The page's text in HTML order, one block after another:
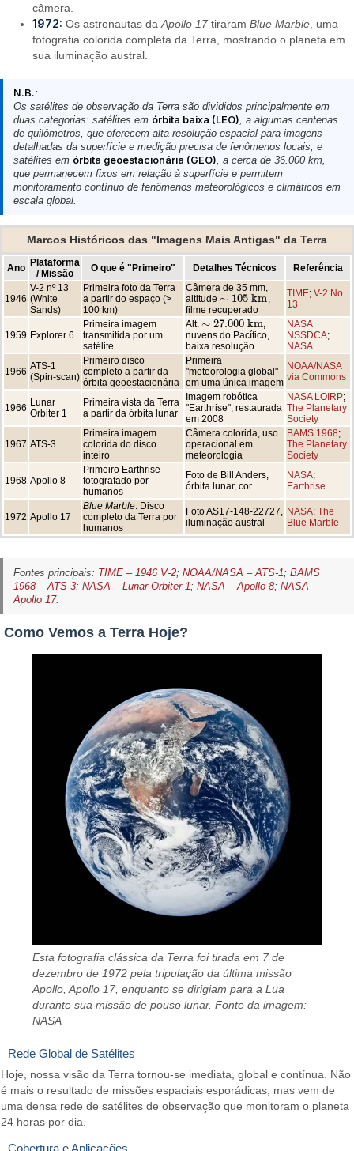
câmera.
1972: Os astronautas daApollo 17 tiraramBlue Marble , uma
fotografia colorida completa da Terra, mostrando o planeta em
sua iluminação austral.
N.B.:
Os satélites de observação da Terra são divididos principalmente em
duas categorias: satélites em órbita baixa (LEO), a algumas centenas
de quilômetros, que oferecem alta resolução espacial para imagens
detalhadas da superfície e medição precisa de fenômenos locais; e
satélites em órbita geoestacionária (GEO), a cerca de 36.000 km,
que permanecem fixos em relação à superfície e permitem
monitoramento contínuo de fenômenos meteorológicos e climáticos em
escala global.
Marcos Históricos das "Imagens Mais Antigas" da Terra
Ano Plataforma
/ Missão
O que é "Primeiro" Detalhes Técnicos Referência
1946
V-2 nº 13
(White
Sands)
Primeira foto da Terra
a partir do espaço (>
100 km)
Câmera de 35 mm,
altitude ∼ 105 km
∼105 k m
,
filme recuperado
TIME; V-2 No.
13
1959 Explorer 6
Primeira imagem
transmitida por um
satélite
Alt. ∼ 27.000 km
∼27.000 k m
,
nuvens do Pacífico,
baixa resolução
NASA
NSSDCA;
NASA
1966 ATS-1
(Spin-scan)
Primeiro disco
completo a partir da
órbita geoestacionária
Primeira
"meteorologia global"
em uma única imagem
NOAA/NASA
via Commons
1966 Lunar
Orbiter 1
Primeira vista da Terra
a partir da órbita lunar
Imagem robótica
"Earthrise", restaurada
em 2008
NASA LOIRP;
The Planetary
Society
1967 ATS-3
Primeira imagem
colorida do disco
inteiro
Câmera colorida, uso
operacional em
meteorologia
BAMS 1968;
The Planetary
Society
1968 Apollo 8
Primeiro Earthrise
fotografado por
humanos
Foto de Bill Anders,
órbita lunar, cor
NASA;
Earthrise
1972 Apollo 17
Blue Marble: Disco
completo da Terra por
humanos
Foto AS17-148-22727,
iluminação austral
NASA; The
Blue Marble
Fontes principais: TIME – 1946 V-2; NOAA/NASA – ATS-1; BAMS
1968 – ATS-3; NASA – Lunar Orbiter 1; NASA – Apollo 8; NASA –
Apollo 17.
Como Vemos a Terra Hoje?
Esta fotografia clássica da Terra foi tirada em 7 de
dezembro de 1972 pela tripulação da última missão
Apollo, Apollo 17, enquanto se dirigiam para a Lua
durante sua missão de pouso lunar. Fonte da imagem:
NASA
Rede Global de Satélites
Hoje, nossa visão da Terra tornou-se imediata, global e contínua. Não
é mais o resultado de missões espaciais esporádicas, mas vem de
uma densa rede de satélites de observação que monitoram o planeta
24 horas por dia.
Cobertura e Aplicações